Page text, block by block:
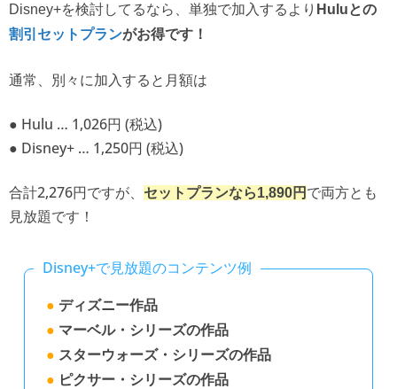
Disney+を検討してるなら、単独で加入するより Huluとの
割引セットプランがお得です！
通常、別々に加入すると月額は
● Hulu … 1,026円 (税込)
● Disney+ … 1,250円 (税込)
合計2,276円ですが、 セットプランなら1,890円 で両方とも
見放題です！
Disney+で見放題のコンテンツ例
● ディズニー作品
● マーベル・シリーズの作品
● スターウォーズ・シリーズの作品
● ピクサー・シリーズの作品